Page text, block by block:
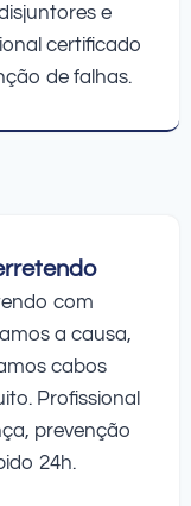
e
certificado
de falhas.
com
a causa,
cabos
Profissional
prevenção
24h.